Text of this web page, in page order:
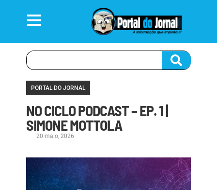
PORTAL DO JORNAL
NO CICLO PODCAST – EP. 1 |
SIMONE MOTTOLA
20 maio, 2026